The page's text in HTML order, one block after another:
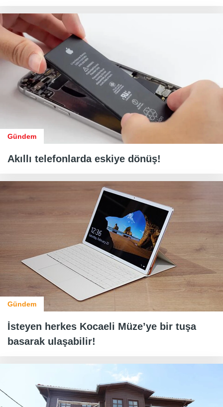
Gündem
Akıllı telefonlarda eskiye dönüş!
Gündem
İsteyen herkes Kocaeli Müze’ye bir tuşa
basarak ulaşabilir!